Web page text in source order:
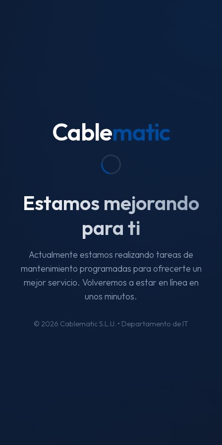
Cablematic
Estamos mejorando
para ti
Actualmente estamos realizando tareas de
mantenimiento programadas para ofrecerte un
mejor servicio. Volveremos a estar en línea en
unos minutos.
© 2026 Cablematic S.L.U. • Departamento de IT